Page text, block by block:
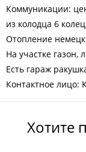
Коммуникации:
из колодца 6
Отопление
На участке газон,
Есть гараж
Контактное лицо:
Хотите